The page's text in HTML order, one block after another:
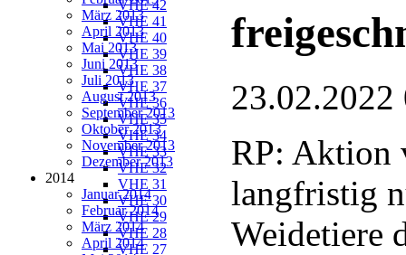
VHE 42
VHE 41
VHE 40
VHE 39
VHE 38
VHE 37
VHE 36
VHE 35
VHE 34
VHE 33
VHE 32
VHE 31
VHE 30
VHE 29
VHE 28
VHE 27
März 2013
April 2013
Mai 2013
Juni 2013
Juli 2013
August 2013
September 2013
Oktober 2013
November 2013
Dezember 2013
2014
Januar 2014
Februar 2014
März 2014
April 2014
23.02.2022
RP: Aktion
langfristig
Weidetiere